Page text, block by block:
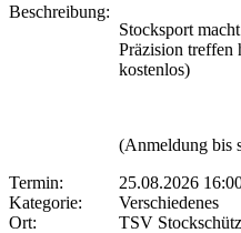
Beschreibung:
Stocksport
Präzision treffen
kostenlos)
(Anmeldung bis
Termin:
25.08.2026
Kategorie:
Verschiedenes
Ort:
TSV